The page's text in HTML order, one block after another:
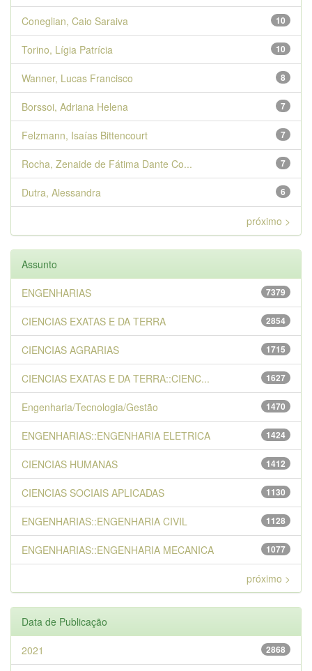
10
Coneglian, Caio Saraiva
10
Torino, Lígia Patrícia
8
Wanner, Lucas Francisco
7
Borssoi, Adriana Helena
7
Felzmann, Isaías Bittencourt
7
Rocha, Zenaide de Fátima Dante Co...
6
Dutra, Alessandra
próximo >
Assunto
7379
ENGENHARIAS
2854
CIENCIAS EXATAS E DA TERRA
1715
CIENCIAS AGRARIAS
1627
CIENCIAS EXATAS E DA TERRA::CIENC...
1470
Engenharia/Tecnologia/Gestão
1424
ENGENHARIAS::ENGENHARIA ELETRICA
1412
CIENCIAS HUMANAS
1130
CIENCIAS SOCIAIS APLICADAS
1128
ENGENHARIAS::ENGENHARIA CIVIL
1077
ENGENHARIAS::ENGENHARIA MECANICA
próximo >
Data de Publicação
2868
2021